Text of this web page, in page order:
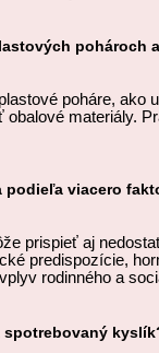
pohároch
poháre, ako
obalové materiály.
podieľa viacero
prispieť aj
predispozície,
rodinného a